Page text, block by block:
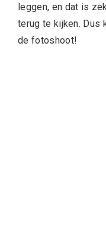
leggen, en dat is
terug te kijken. Dus
de fotoshoot!